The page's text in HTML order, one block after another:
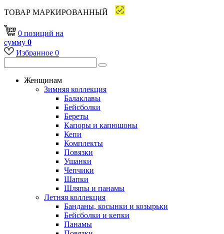
ТОВАР МАРКИРОВАННЫЙ
0 позиций на
сумму 0
Избранное 0
Женщинам
Зимняя коллекция
Балаклавы
Бейсболки
Береты
Капоры и капюшоны
Кепи
Комплекты
Повязки
Ушанки
Чепчики
Шапки
Шляпы и панамы
Летняя коллекция
Банданы, косынки и козырьки
Бейсболки и кепки
Панамы